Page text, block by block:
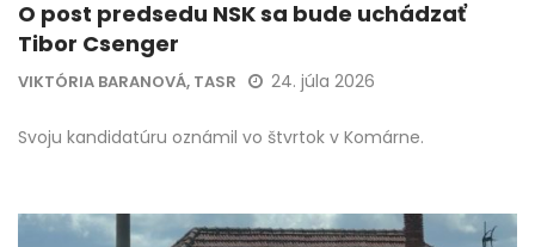
O post predsedu NSK sa bude uchádzať
Tibor Csenger
VIKTÓRIA BARANOVÁ, TASR 24. júla 2026
Svoju kandidatúru oznámil vo štvrtok v Komárne.